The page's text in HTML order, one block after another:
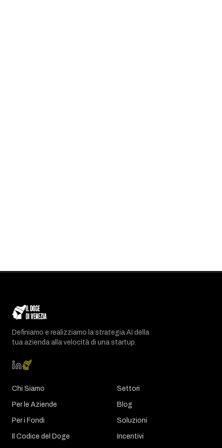
Definiamo e realizziamo la strategia AI della
tua azienda alla velocità di una startup.
Chi Siamo
Per le Aziende
Per i Fondi
Il Codice del Doge
Settori
Blog
Soluzioni
Incentivi